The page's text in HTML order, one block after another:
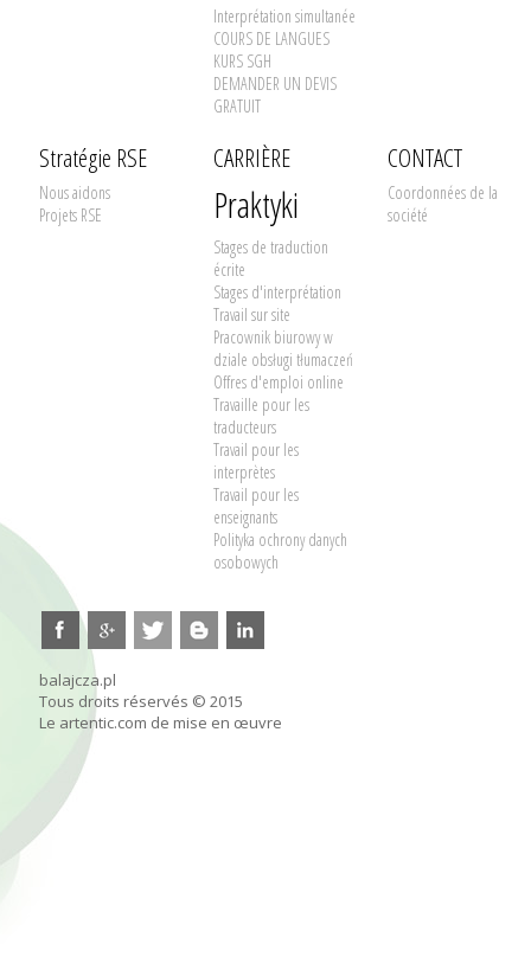
Interprétation simultanée
COURS DE LANGUES
KURS SGH
DEMANDER UN DEVIS
GRATUIT
Stratégie RSE
Nous aidons
Projets RSE
CARRIÈRE
Praktyki
Stages de traduction
écrite
Stages d'interprétation
Travail sur site
Pracownik biurowy w
dziale obsługi tłumaczeń
Offres d'emploi online
Travaille pour les
traducteurs
Travail pour les
interprètes
Travail pour les
enseignants
Polityka ochrony danych
osobowych
CONTACT
Coordonnées de la
société
balajcza.pl
Tous droits réservés © 2015
Le artentic.com de mise en œuvre